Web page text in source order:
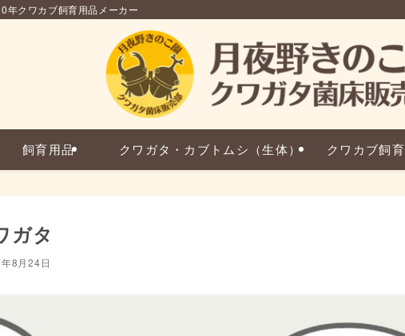
年クワカブ飼育用品メーカー
飼育用品 クワガタ・カブトムシ（生体） クワカブ飼
ガタ
8月24日